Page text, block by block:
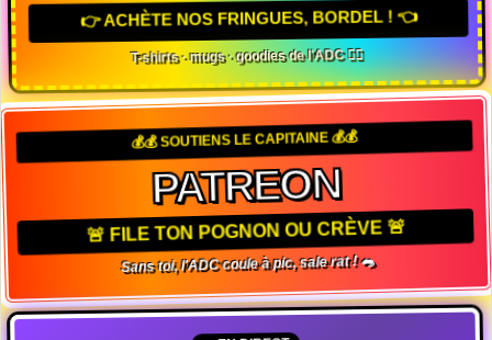
👉 ACHÈTE NOS FRINGUES, BORDEL ! 👈
T-shirts · mugs · goodies de l'ADC 🏴‍☠️
💰💰 SOUTIENS LE CAPITAINE 💰💰
PATREON
🚨 FILE TON POGNON OU CRÈVE 🚨
Sans toi, l'ADC coule à pic, sale rat ! 🐀